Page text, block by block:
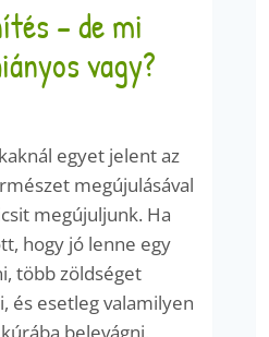
– de mi
vagy?
egyet jelent az
megújulásával
megújuljunk. Ha
hogy jó lenne egy
több zöldséget
és esetleg valamilyen